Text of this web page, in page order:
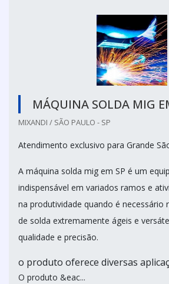
MÁQUINA SOLDA MIG
MIXANDI / SÃO PAULO - SP
Atendimento exclusivo para Grande
A máquina solda mig em SP é um
indispensável em variados ramos e
na produtividade quando é necessário
de solda extremamente ágeis e
qualidade e precisão.
o produto oferece diversas
O produto &eac...